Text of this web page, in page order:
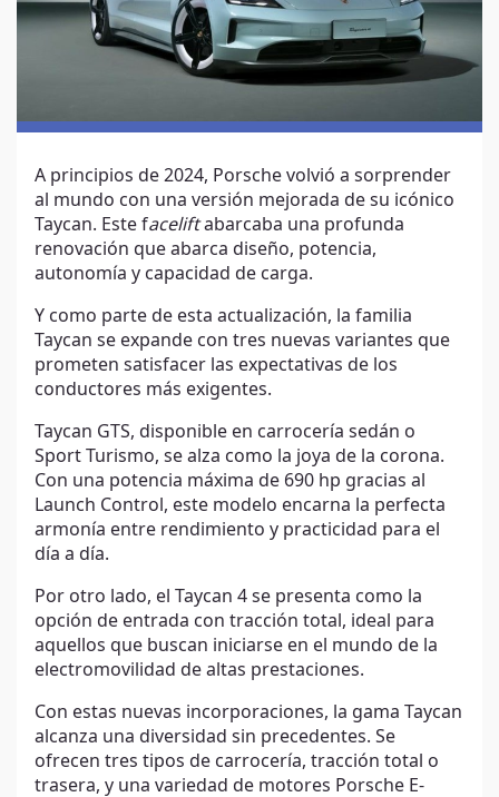
A principios de 2024, Porsche volvió a sorprender
al mundo con una versión mejorada de su icónico
Taycan. Este faceliftabarcaba una profunda
renovación que abarca diseño, potencia,
autonomía y capacidad de carga.
Y como parte de esta actualización, la familia
Taycan se expande con tres nuevas variantes que
prometen satisfacer las expectativas de los
conductores más exigentes.
Taycan GTS, disponible en carrocería sedán o
Sport Turismo, se alza como la joya de la corona.
Con una potencia máxima de 690 hp gracias al
Launch Control, este modelo encarna la perfecta
armonía entre rendimiento y practicidad para el
día a día.
Por otro lado, el Taycan 4 se presenta como la
opción de entrada con tracción total, ideal para
aquellos que buscan iniciarse en el mundo de la
electromovilidad de altas prestaciones.
Con estas nuevas incorporaciones, la gama Taycan
alcanza una diversidad sin precedentes. Se
ofrecen tres tipos de carrocería, tracción total o
trasera, y una variedad de motores Porsche E-